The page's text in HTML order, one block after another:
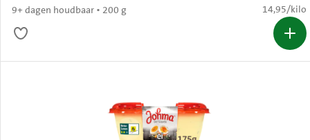
9+ dagen houdbaar • 200 g € 14,95
14,95/kilo